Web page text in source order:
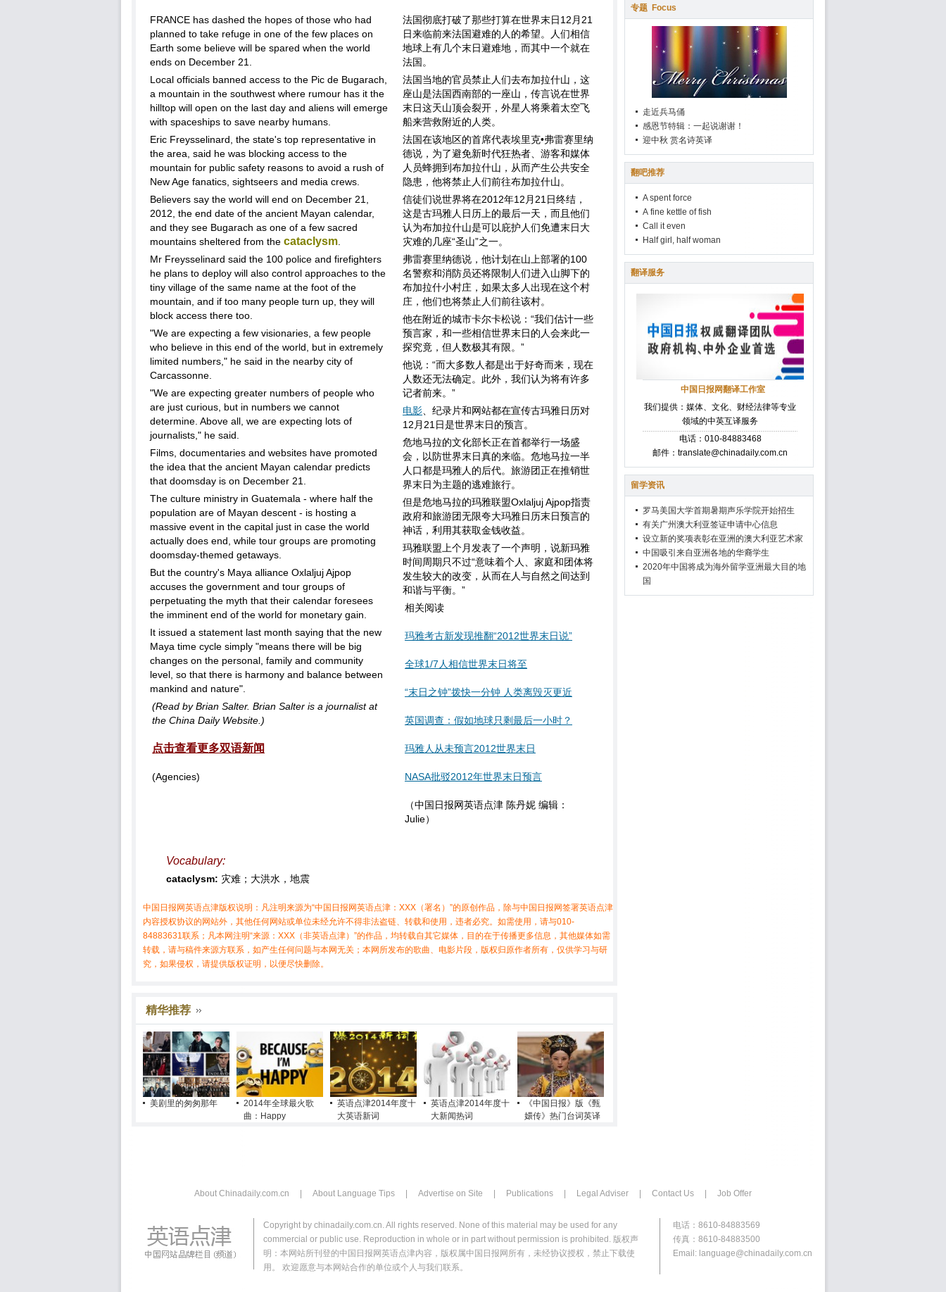
FRANCE has dashed the hopes of those who had
planned to take refuge in one of the few places on
Earth some believe will be spared when the world
ends on December 21.
Local officials banned access to the Pic de Bugarach,
a mountain in the southwest where rumour has it the
hilltop will open on the last day and aliens will emerge
with spaceships to save nearby humans.
Eric Freysselinard, the state's top representative in
the area, said he was blocking access to the
mountain for public safety reasons to avoid a rush of
New Age fanatics, sightseers and media crews.
Believers say the world will end on December 21,
2012, the end date of the ancient Mayan calendar,
and they see Bugarach as one of a few sacred
mountains sheltered from the cataclysm
Mr Freysselinard said the 100 police and firefighters
he plans to deploy will also control approaches to the
tiny village of the same name at the foot of the
mountain, and if too many people turn up, they will
block access there too.
"We are expecting a few visionaries, a few people
who believe in this end of the world, but in extremely
limited numbers," he said in the nearby city of
Carcassonne.
"We are expecting greater numbers of people who
are just curious, but in numbers we cannot
determine. Above all, we are expecting lots of
journalists," he said.
Films, documentaries and websites have promoted
the idea that the ancient Mayan calendar predicts
that doomsday is on December 21.
The culture ministry in Guatemala - where half the
population are of Mayan descent - is hosting a
massive event in the capital just in case the world
actually does end, while tour groups are promoting
doomsday-themed getaways.
But the country's Maya alliance Oxlaljuj Ajpop
accuses the government and tour groups of
perpetuating the myth that their calendar foresees
the imminent end of the world for monetary gain.
It issued a statement last month saying that the new
Maya time cycle simply "means there will be big
changes on the personal, family and community
level, so that there is harmony and balance between
mankind and nature".
(Read by Brian Salter. Brian Salter is a journalist at
the China Daily Website.)
点击查看更多双语新闻
(Agencies)
法国彻底打破了那些打算在世界末日12月21
日来临前来法国避难的人的希望。人们相信
地球上有几个末日避难地，而其中一个就在
法国。
法国当地的官员禁止人们去布加拉什山，这
座山是法国西南部的一座山，传言说在世界
末日这天山顶会裂开，外星人将乘着太空飞
船来营救附近的人类。
法国在该地区的首席代表埃里克•弗雷赛里纳
德说，为了避免新时代狂热者、游客和媒体
人员蜂拥到布加拉什山，从而产生公共安全
隐患，他将禁止人们前往布加拉什山。
信徒们说世界将在2012年12月21日终结，
这是古玛雅人日历上的最后一天，而且他们
认为布加拉什山是可以庇护人们免遭末日大
灾难的几座“圣山”之一。
弗雷赛里纳德说，他计划在山上部署的100
名警察和消防员还将限制人们进入山脚下的
布加拉什小村庄，如果太多人出现在这个村
庄，他们也将禁止人们前往该村。
他在附近的城市卡尔卡松说：“我们估计一些
预言家，和一些相信世界末日的人会来此一
探究竟，但人数极其有限。”
他说：“而大多数人都是出于好奇而来，现在
人数还无法确定。此外，我们认为将有许多
记者前来。”
电影 、纪录片和网站都在宣传古玛雅日历对
12月21日是世界末日的预言。
危地马拉的文化部长正在首都举行一场盛
会，以防世界末日真的来临。危地马拉一半
人口都是玛雅人的后代。旅游团正在推销世
界末日为主题的逃难旅行。
但是危地马拉的玛雅联盟Oxlaljuj Ajpop指责
政府和旅游团无限夸大玛雅日历末日预言的
神话，利用其获取金钱收益。
玛雅联盟上个月发表了一个声明，说新玛雅
时间周期只不过“意味着个人、家庭和团体将
发生较大的改变，从而在人与自然之间达到
和谐与平衡。”
相关阅读
玛雅考古新发现推翻“2012世界末日说”
全球1/7人相信世界末日将至
“末日之钟”拨快一分钟 人类离毁灭更近
英国调查：假如地球只剩最后一小时？
玛雅人从未预言2012世界末日
NASA批驳2012年世界末日预言
（中国日报网英语点津 陈丹妮 编辑：
Julie）
Vocabulary:
cataclysm: 灾难；大洪水，地震
中国日报网英语点津版权说明：凡注明来源为“中国日报网英语点津：XXX（署名）”的原创作品，除与中国日报网签署英语点津
内容授权协议的网站外，其他任何网站或单位未经允许不得非法盗链、转载和使用，违者必究。如需使用，请与010-
84883631联系；凡本网注明“来源：XXX（非英语点津）”的作品，均转载自其它媒体，目的在于传播更多信息，其他媒体如需
转载，请与稿件来源方联系，如产生任何问题与本网无关；本网所发布的歌曲、电影片段，版权归原作者所有，仅供学习与研
究，如果侵权，请提供版权证明，以便尽快删除。
精华推荐
美剧里的匆匆那年
2014年全球最火歌
曲：Happy
英语点津2014年度十
大英语新词
英语点津2014年度十
大新闻热词
《中国日报》版《甄
嬛传》热门台词英译
专题 Focus
走近兵马俑
感恩节特辑：一起说谢谢！
迎中秋 赏名诗英译
翻吧推荐
A spent force
A fine kettle of fish
Call it even
Half girl, half woman
翻译服务
中国日报网翻译工作室
我们提供：媒体、文化、财经法律等专业
领域的中英互译服务
电话：010-84883468
邮件：translate@chinadaily.com.cn
留学资讯
罗马美国大学首期暑期声乐学院开始招生
有关广州澳大利亚签证申请中心信息
设立新的奖项表彰在亚洲的澳大利亚艺术家
中国吸引来自亚洲各地的华裔学生
2020年中国将成为海外留学亚洲最大目的地
国
About Chinadaily.com.cn About Language Tips Advertise on Site Publications Legal Adviser Contact Us Job Offer
Copyright by chinadaily.com.cn. All rights reserved. None of this material may be used for any
commercial or public use. Reproduction in whole or in part without permission is prohibited. 版权声
明：本网站所刊登的中国日报网英语点津内容，版权属中国日报网所有，未经协议授权，禁止下载使
用。 欢迎愿意与本网站合作的单位或个人与我们联系。
电话：8610-84883569
传真：8610-84883500
Email: language@chinadaily.com.cn